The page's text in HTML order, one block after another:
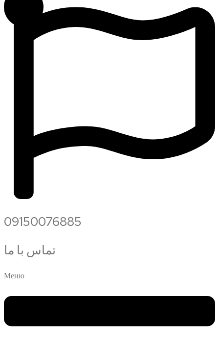
09150076885
تماس با ما
Меню